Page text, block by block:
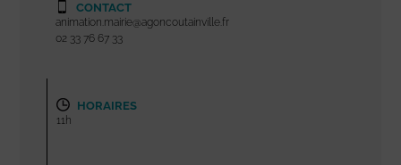
CONTACT
animation.mairie@agoncoutainville.fr
02 33 76 67 33
HORAIRES
11h